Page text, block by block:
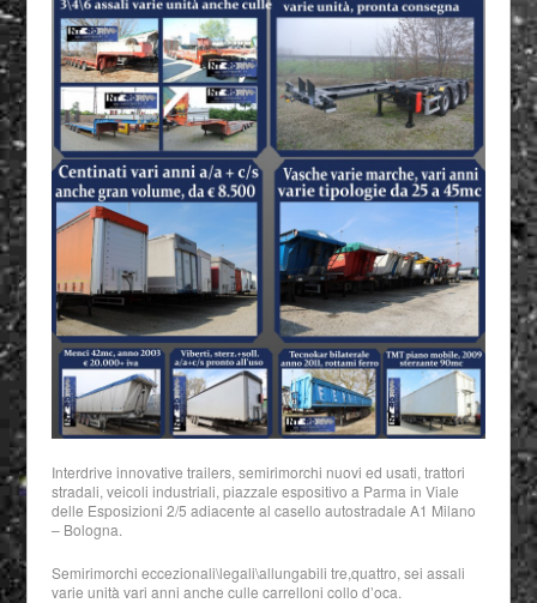
Interdrive innovative trailers, semirimorchi nuovi ed usati, trattori
stradali, veicoli industriali, piazzale espositivo a Parma in Viale
delle Esposizioni 2/5 adiacente al casello autostradale A1 Milano
– Bologna.
Semirimorchi eccezionali\legali\allungabili tre,quattro, sei assali
varie unità vari anni anche culle carrelloni collo d’oca.